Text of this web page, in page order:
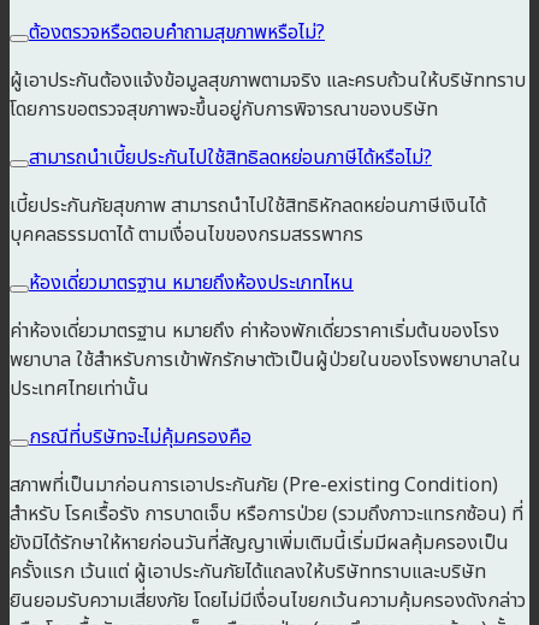
ต้องตรวจหรือตอบคำถามสุขภาพหรือไม่?
ผู้เอาประกันต้องแจ้งข้อมูลสุขภาพตามจริง และครบถ้วนให้บริษัททราบ
โดยการขอตรวจสุขภาพจะขึ้นอยู่กับการพิจารณาของบริษัท
สามารถนำเบี้ยประกันไปใช้สิทธิลดหย่อนภาษีได้หรือไม่?
เบี้ยประกันภัยสุขภาพ สามารถนำไปใช้สิทธิหักลดหย่อนภาษีเงินได้
บุคคลธรรมดาได้ ตามเงื่อนไขของกรมสรรพากร
ห้องเดี่ยวมาตรฐาน หมายถึงห้องประเภทไหน
ค่าห้องเดี่ยวมาตรฐาน หมายถึง ค่าห้องพักเดี่ยวราคาเริ่มต้นของโรง
พยาบาล ใช้สำหรับการเข้าพักรักษาตัวเป็นผู้ป่วยในของโรงพยาบาลใน
ประเทศไทยเท่านั้น
กรณีที่บริษัทจะไม่คุ้มครองคือ
สภาพที่เป็นมาก่อนการเอาประกันภัย (Pre-existing Condition)
สำหรับ โรคเรื้อรัง การบาดเจ็บ หรือการป่วย (รวมถึงภาวะแทรกซ้อน) ที่
ยังมิได้รักษาให้หายก่อนวันที่สัญญาเพิ่มเติมนี้เริ่มมีผลคุ้มครองเป็น
ครั้งแรก เว้นแต่ ผู้เอาประกันภัยได้แถลงให้บริษัททราบและบริษัท
ยินยอมรับความเสี่ยงภัย โดยไม่มีเงื่อนไขยกเว้นความคุ้มครองดังกล่าว